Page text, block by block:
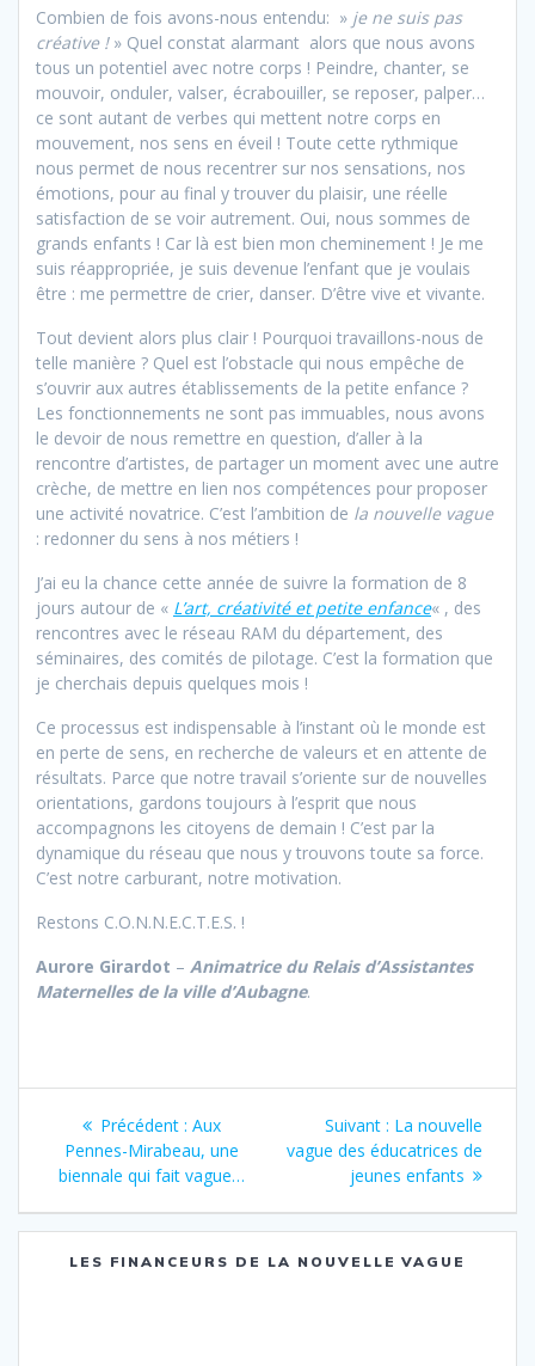
Combien de fois avons-nous entendu: » je ne suis pas
créative !» Quel constat alarmant alors que nous avons
tous un potentiel avec notre corps ! Peindre, chanter, se
mouvoir, onduler, valser, écrabouiller, se reposer, palper…
ce sont autant de verbes qui mettent notre corps en
mouvement, nos sens en éveil ! Toute cette rythmique
nous permet de nous recentrer sur nos sensations, nos
émotions, pour au final y trouver du plaisir, une réelle
satisfaction de se voir autrement. Oui, nous sommes de
grands enfants ! Car là est bien mon cheminement ! Je me
suis réappropriée, je suis devenue l’enfant que je voulais
être : me permettre de crier, danser. D’être vive et vivante.
Tout devient alors plus clair ! Pourquoi travaillons-nous de
telle manière ? Quel est l’obstacle qui nous empêche de
s’ouvrir aux autres établissements de la petite enfance ?
Les fonctionnements ne sont pas immuables, nous avons
le devoir de nous remettre en question, d’aller à la
rencontre d’artistes, de partager un moment avec une autre
crèche, de mettre en lien nos compétences pour proposer
une activité novatrice. C’est l’ambition de la nouvelle vague
: redonner du sens à nos métiers !
J’ai eu la chance cette année de suivre la formation de 8
jours autour de « L’art, créativité et petite enfance« , des
rencontres avec le réseau RAM du département, des
séminaires, des comités de pilotage. C’est la formation que
je cherchais depuis quelques mois !
Ce processus est indispensable à l’instant où le monde est
en perte de sens, en recherche de valeurs et en attente de
résultats. Parce que notre travail s’oriente sur de nouvelles
orientations, gardons toujours à l’esprit que nous
accompagnons les citoyens de demain ! C’est par la
dynamique du réseau que nous y trouvons toute sa force.
C’est notre carburant, notre motivation.
Restons C.O.N.N.E.C.T.E.S. !
Aurore Girardot – Animatrice du Relais d’Assistantes
Maternelles de la ville d’Aubagne.
Navigation
de
l’article
Précédent : Article
précédent
:
Aux
Pennes-Mirabeau, une
biennale qui fait vague…
Suivant : Article
suivant
:
La nouvelle
vague des éducatrices de
jeunes enfants
LES FINANCEURS DE LA NOUVELLE VAGUE